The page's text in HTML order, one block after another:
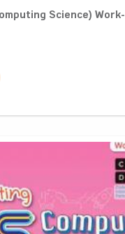
Science) Work-